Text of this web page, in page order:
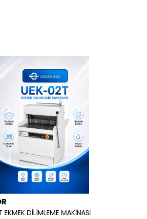
DİLİMLEME MAKİNASI